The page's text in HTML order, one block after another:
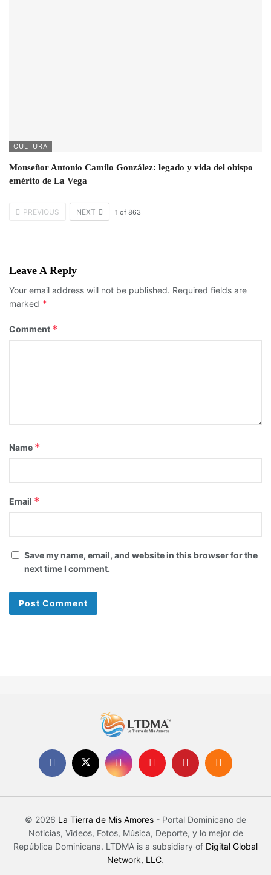
CULTURA
Monseñor Antonio Camilo González: legado y vida del obispo
emérito de La Vega
PREVIOUS NEXT 1 of 863
Leave A Reply
Your email address will not be published. Required fields are
marked *
Comment *
Name *
Email *
Save my name, email, and website in this browser for the
next time I comment.
© 2026 La Tierra de Mis Amores - Portal Dominicano de
Noticias, Videos, Fotos, Música, Deporte, y lo mejor de
República Dominicana. LTDMA is a subsidiary of Digital Global
Network, LLC.